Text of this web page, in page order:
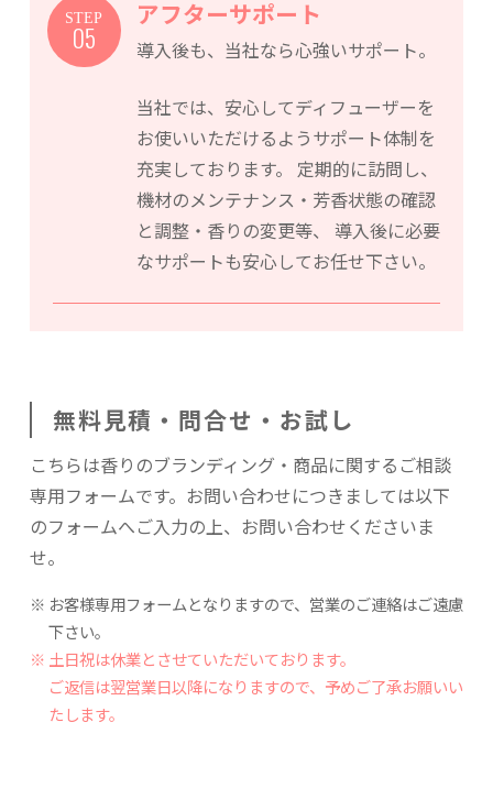
STEP
05
アフターサポート
導入後も、当社なら心強いサポート。
当社では、安心してディフューザーを
お使いいただけるようサポート体制を
充実しております。
定期的に訪問し、
機材のメンテナンス・芳香状態の確認
と調整・香りの変更等、
導入後に必要
なサポートも安心してお任せ下さい。
無料見積・問合せ・お試し
こちらは香りのブランディング・商品に関するご相談
専用フォームです。 お問い合わせにつきましては以下
のフォームへご入力の上、お問い合わせくださいま
せ。
お客様専用フォームとなりますので、営業のご連絡はご遠慮
下さい。
土日祝は休業とさせていただいております。
ご返信は翌営業日以降になりますので、予めご了承お願いい
たします。